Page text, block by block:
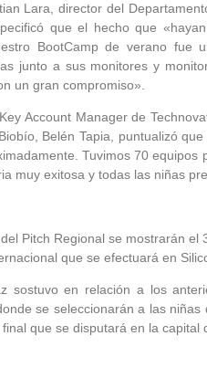
Lara, director del
que el hecho que
BootCamp de verano fue
junto a sus monitores y
un gran compromiso».
Account Manager de
Belén Tapia, puntualizó
Tuvimos 70
muy exitosa y todas las niñas
Pitch Regional se mostrarán
que se efectuará en
sostuvo en relación a los
se seleccionarán a las
que se disputará en la capital